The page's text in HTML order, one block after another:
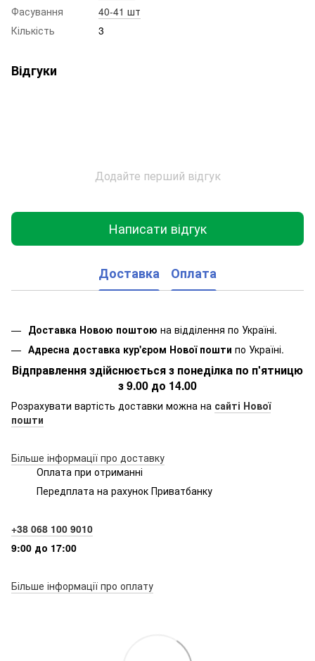
Фасування
40-41 шт
Кількість
3
Відгуки
Додайте перший відгук
Написати відгук
Доставка Оплата
Доставка Новою поштою на відділення по Україні.
Адресна доставка кур'єром Нової пошти по Україні.
Відправлення здійснюється з понеділка по п'ятницю
з 9.00 до 14.00
Розрахувати вартість доставки можна на сайті Нової
пошти
Більше інформації про доставку
Оплата при отриманні
Передплата на рахунок Приватбанку
+38 068 100 9010
9:00 до 17:00
Більше інформації про оплату